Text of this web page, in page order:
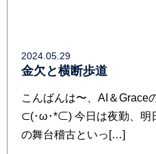
2024.05.29
金欠と横断歩道
こんばんは〜、AI＆
⊂⁠(⁠･⁠ω⁠･⁠*⁠⊂⁠) 今日は夜勤、明
の舞台稽古といっ[…]